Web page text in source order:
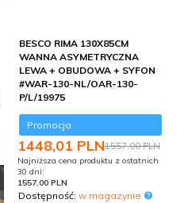
BESCO RIMA 130X85CM
WANNA ASYMETRYCZNA
LEWA + OBUDOWA + SYFON
#WAR-130-NL/OAR-130-
P/L/19975
Promocja
1448,01 PLN1557,00 PLN
Najniższa cena produktu z ostatnich
30 dni:
1557.00 PLN
Dostępność: w magazynie